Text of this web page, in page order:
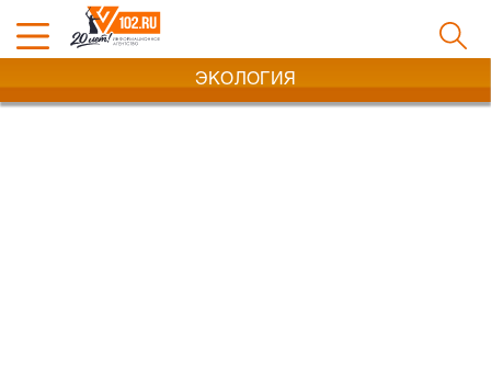
ЭКОЛОГИЯ